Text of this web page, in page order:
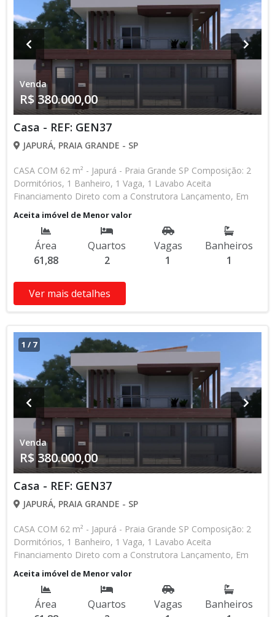
Venda
R$ 380.000,00
Casa - REF: GEN37
JAPURÁ, PRAIA GRANDE - SP
CASA COM 62 m² - Japurá - Praia Grande SP Composição: 2
Dormitórios, 1 Banheiro, 1 Vaga, 1 Lavabo Aceita
Financiamento Direto com a Construtora Lançamento, Em
Obras Entrada de R$ 85.000,00 84 Parcelas Mensais de R$
2.476,16 8 Parcelas Anuais de R$ 4.000,00 R$ 25.000,00
Entrega das Chaves R$ 380.000,00 valor Total * Os valores e
disponibilidade podem ser alterados sem prévio aviso. Favor
verificar entrando em contato com nossa equipe
Aceita imóvel de Menor valor
Área
61,88
Quartos
2
Vagas
1
Banheiros
1
Ver mais detalhes
1 /7
Venda
R$ 380.000,00
Casa - REF: GEN37
JAPURÁ, PRAIA GRANDE - SP
CASA COM 62 m² - Japurá - Praia Grande SP Composição: 2
Dormitórios, 1 Banheiro, 1 Vaga, 1 Lavabo Aceita
Financiamento Direto com a Construtora Lançamento, Em
Obras Entrada de R$ 85.000,00 84 Parcelas Mensais de R$
2.476,16 8 Parcelas Anuais de R$ 4.000,00 R$ 25.000,00
Entrega das Chaves R$ 380.000,00 valor Total * Os valores e
disponibilidade podem ser alterados sem prévio aviso. Favor
Aceita imóvel de Menor valor
Área
Quartos
Vagas
Banheiros